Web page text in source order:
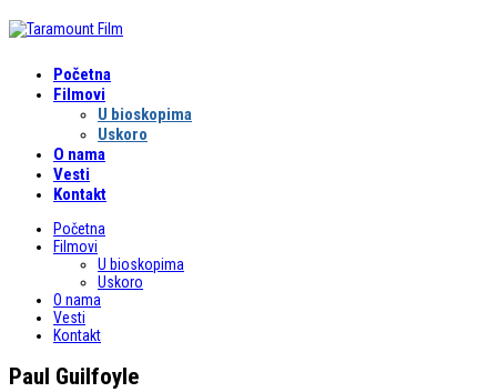
Početna
Filmovi
U bioskopima
Uskoro
O nama
Vesti
Kontakt
Početna
Filmovi
U bioskopima
Uskoro
O nama
Vesti
Kontakt
Paul Guilfoyle